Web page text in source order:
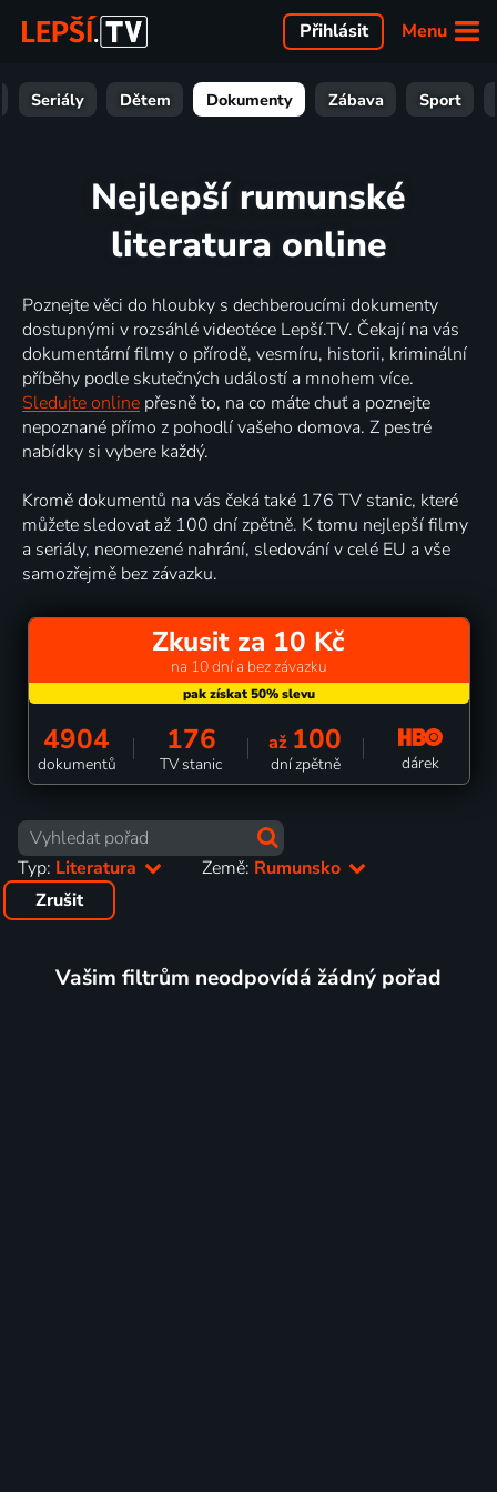
Menu
Přihlásit
Seriály Dětem Dokumenty Zábava Sport
Nejlepší rumunské
literatura online
Poznejte věci do hloubky s dechberoucími dokumenty
dostupnými v rozsáhlé videotéce Lepší.TV. Čekají na vás
dokumentární filmy o přírodě, vesmíru, historii, kriminální
příběhy podle skutečných událostí a mnohem více.
Sledujte online přesně to, na co máte chuť a poznejte
nepoznané přímo z pohodlí vašeho domova. Z pestré
nabídky si vybere každý.
Kromě dokumentů na vás čeká také 176 TV stanic, které
můžete sledovat až 100 dní zpětně. K tomu nejlepší filmy
a seriály, neomezené nahrání, sledování v celé EU a vše
samozřejmě bez závazku.
Zkusit za 10 Kč
na 10 dní a bez závazku
4904
dokumentů
176
TV stanic
až 100
dní zpětně dárek
Typ: Literatura Země: Rumunsko
Zrušit
Vašim filtrům neodpovídá žádný pořad